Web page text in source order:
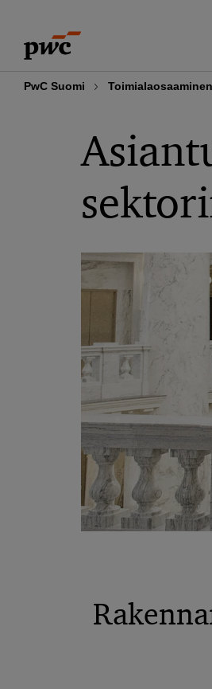
content
footer
PwC Suomi Toimialaosaaminen